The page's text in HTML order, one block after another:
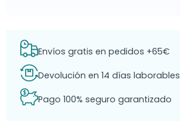
Envíos gratis en pedidos +65€
Devolución en 14 días laborables
Pago 100% seguro garantizado